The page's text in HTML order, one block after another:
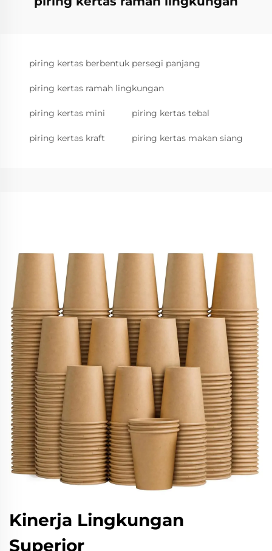
piring kertas berbentuk persegi panjang
piring kertas ramah lingkungan
piring kertas mini piring kertas tebal
piring kertas kraft piring kertas makan siang
Kinerja Lingkungan
Superior